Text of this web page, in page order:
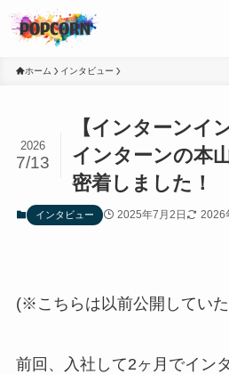
ホーム インタビュー
【インターンイ
インターンの本
密着しました！
2026
7/13
インタビュー 2025年7月2日 2026
(※こちらは以前公開していた
前回、入社して2ヶ月でイン